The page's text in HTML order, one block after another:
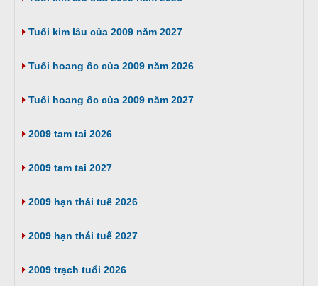
Tuổi kim lâu của 2009 năm 2027
Tuổi hoang ốc của 2009 năm 2026
Tuổi hoang ốc của 2009 năm 2027
2009 tam tai 2026
2009 tam tai 2027
2009 hạn thái tuế 2026
2009 hạn thái tuế 2027
2009 trạch tuổi 2026